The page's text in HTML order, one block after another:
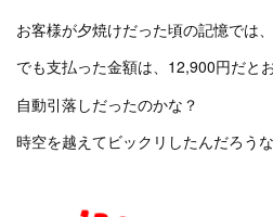
お客様が夕焼けだった頃の記憶では、
でも支払った金額は、12,900円だと
自動引落しだったのかな？
時空を越えてビックリしたんだろうな